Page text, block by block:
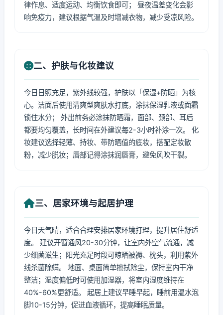
律作息、适度运动、均衡饮食即可； 昼夜温差变化会影
响免疫力，建议根据气温及时增减衣物，减少受凉风险。
二、护肤与化妆建议
今日日照充足，紫外线较强，护肤以「保湿+防晒」为核
心。洁面后使用清爽型爽肤水打底，涂抹保湿乳液或面霜
锁住水分； 外出前务必涂抹防晒霜，面部、颈部、耳后
都要均匀覆盖，长时间在外建议每2-3小时补涂一次。 化
妆建议选择轻薄、持妆、带防晒值的底妆，搭配定妆散
粉，减少脱妆；唇部记得涂抹润唇膏，避免风吹干裂。
三、居家环境与起居护理
今日天气晴，适合合理安排居家环境打理，提升居住舒适
度。 建议开窗通风20-30分钟，让室内外空气流通，减
少细菌滋生；阳光充足时段可晾晒被褥、枕头，利用紫外
线杀菌除螨。 地面、桌面简单擦拭除尘，保持室内干净
整洁；湿度偏低时可使用加湿器，将室内湿度维持在
40%-60%更舒适。 起居上建议早睡早起，睡前用温水泡
脚10-15分钟，促进血液循环，提高睡眠质量。